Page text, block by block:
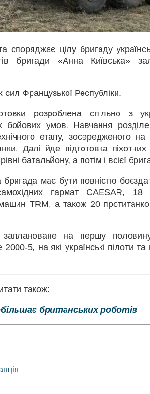
споряджає цілу бригаду
бригади «Анна Київська»
Французької Республіки.
розроблена спільно з
умов. Навчання
етапу, зосередженого на
Далі йде підготовка піхотних
батальйону, а потім і всієї
бригада має бути повністю
гармат CAESAR, 18
TRM, а також 20
заплановане на першу
5, на які українські пілоти
також:
британських роботів